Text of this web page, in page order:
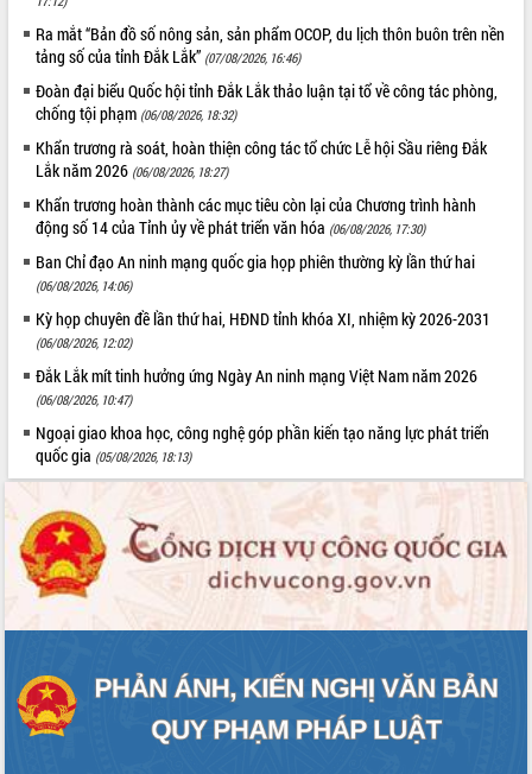
Hội thảo khoa học “Giải pháp thúc đẩy
phát triển nền kinh tế xanh tại tỉnh
Đắk Lắk”
Tăng cường giám sát, đôn đốc thực
hiện nhiệm vụ quản lý tài sản công
hàng tuần
Tháo gỡ những vướng mắc, đẩy mạnh
công tác cải cách thủ tục hành chính
tại Trung tâm Phục vụ hành chính
Đắk Lắk: Tôn vinh 46 giải pháp tại Hội
thi Sáng tạo Kỹ thuật 2024 - 2025
Đắk Lắk rà soát, điều chỉnh Đề án 190
về phát triển nuôi trồng thủy sản
Phó Chủ tịch UBND tỉnh Đắk Lắk
Trương Công Thái kiểm tra thực địa
Dự án cao tốc Khánh Hòa - Buôn Ma
Thuột
Định vị cà phê Việt Nam như một “di
sản sống” trong dòng chảy toàn cầu
Xây dựng nông thôn mới: Nâng cao đời
sống người dân từ những mô hình thiết
thực
Quyết liệt tháo gỡ vướng mắc, đẩy
Hòn Yến phát triển du lịch gắn với bảo
tồn biển
Lấy ý kiến điều chỉnh Quy hoạch tỉnh
Ra mắt “Bản đồ số nông sản, sản phẩm OCOP, du lịch thôn buôn trên nền
tảng số của tỉnh Đắk Lắk” (07/08/2026, 16:46)
Đoàn đại biểu Quốc hội tỉnh Đắk Lắk thảo luận tại tổ về công tác phòng,
chống tội phạm (06/08/2026, 18:32)
Khẩn trương rà soát, hoàn thiện công tác tổ chức Lễ hội Sầu riêng Đắk
Lắk năm 2026 (06/08/2026, 18:27)
Khẩn trương hoàn thành các mục tiêu còn lại của Chương trình hành
động số 14 của Tỉnh ủy về phát triển văn hóa (06/08/2026, 17:30)
Ban Chỉ đạo An ninh mạng quốc gia họp phiên thường kỳ lần thứ hai
(06/08/2026, 14:06)
Kỳ họp chuyên đề lần thứ hai, HĐND tỉnh khóa XI, nhiệm kỳ 2026-2031
(06/08/2026, 12:02)
Đắk Lắk mít tinh hưởng ứng Ngày An ninh mạng Việt Nam năm 2026
(06/08/2026, 10:47)
Ngoại giao khoa học, công nghệ góp phần kiến tạo năng lực phát triển
quốc gia (05/08/2026, 18:13)